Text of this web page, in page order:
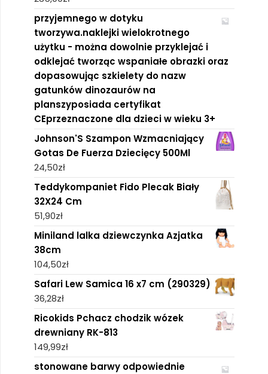
przyjemnego w dotyku
tworzywa.naklejki wielokrotnego
użytku - można dowolnie przyklejać i
odklejać tworząc wspaniałe obrazki oraz
dopasowując szkielety do nazw
gatunków dinozaurów na
planszyposiada certyfikat
CEprzeznaczone dla dzieci w wieku 3+
Johnson'S Szampon Wzmacniający
Gotas De Fuerza Dziecięcy 500Ml
24,50zł
Teddykompaniet Fido Plecak Biały
32X24 Cm
51,90zł
Miniland lalka dziewczynka Azjatka
38cm
104,50zł
Safari Lew Samica 16 x7 cm (290329)
36,28zł
Ricokids Pchacz chodzik wózek
drewniany RK-813
149,99zł
stonowane barwy odpowiednie